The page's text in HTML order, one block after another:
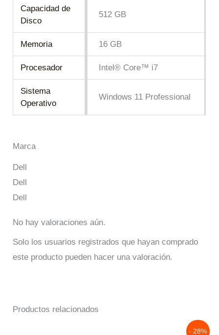
Capacidad de
Disco
512 GB
Memoria 16 GB
Procesador Intel® Core™ i7
Sistema
Operativo
Windows 11 Professional
Marca
Dell
Dell
Dell
No hay valoraciones aún.
Solo los usuarios registrados que hayan comprado
este producto pueden hacer una valoración.
Productos relacionados
- 28%